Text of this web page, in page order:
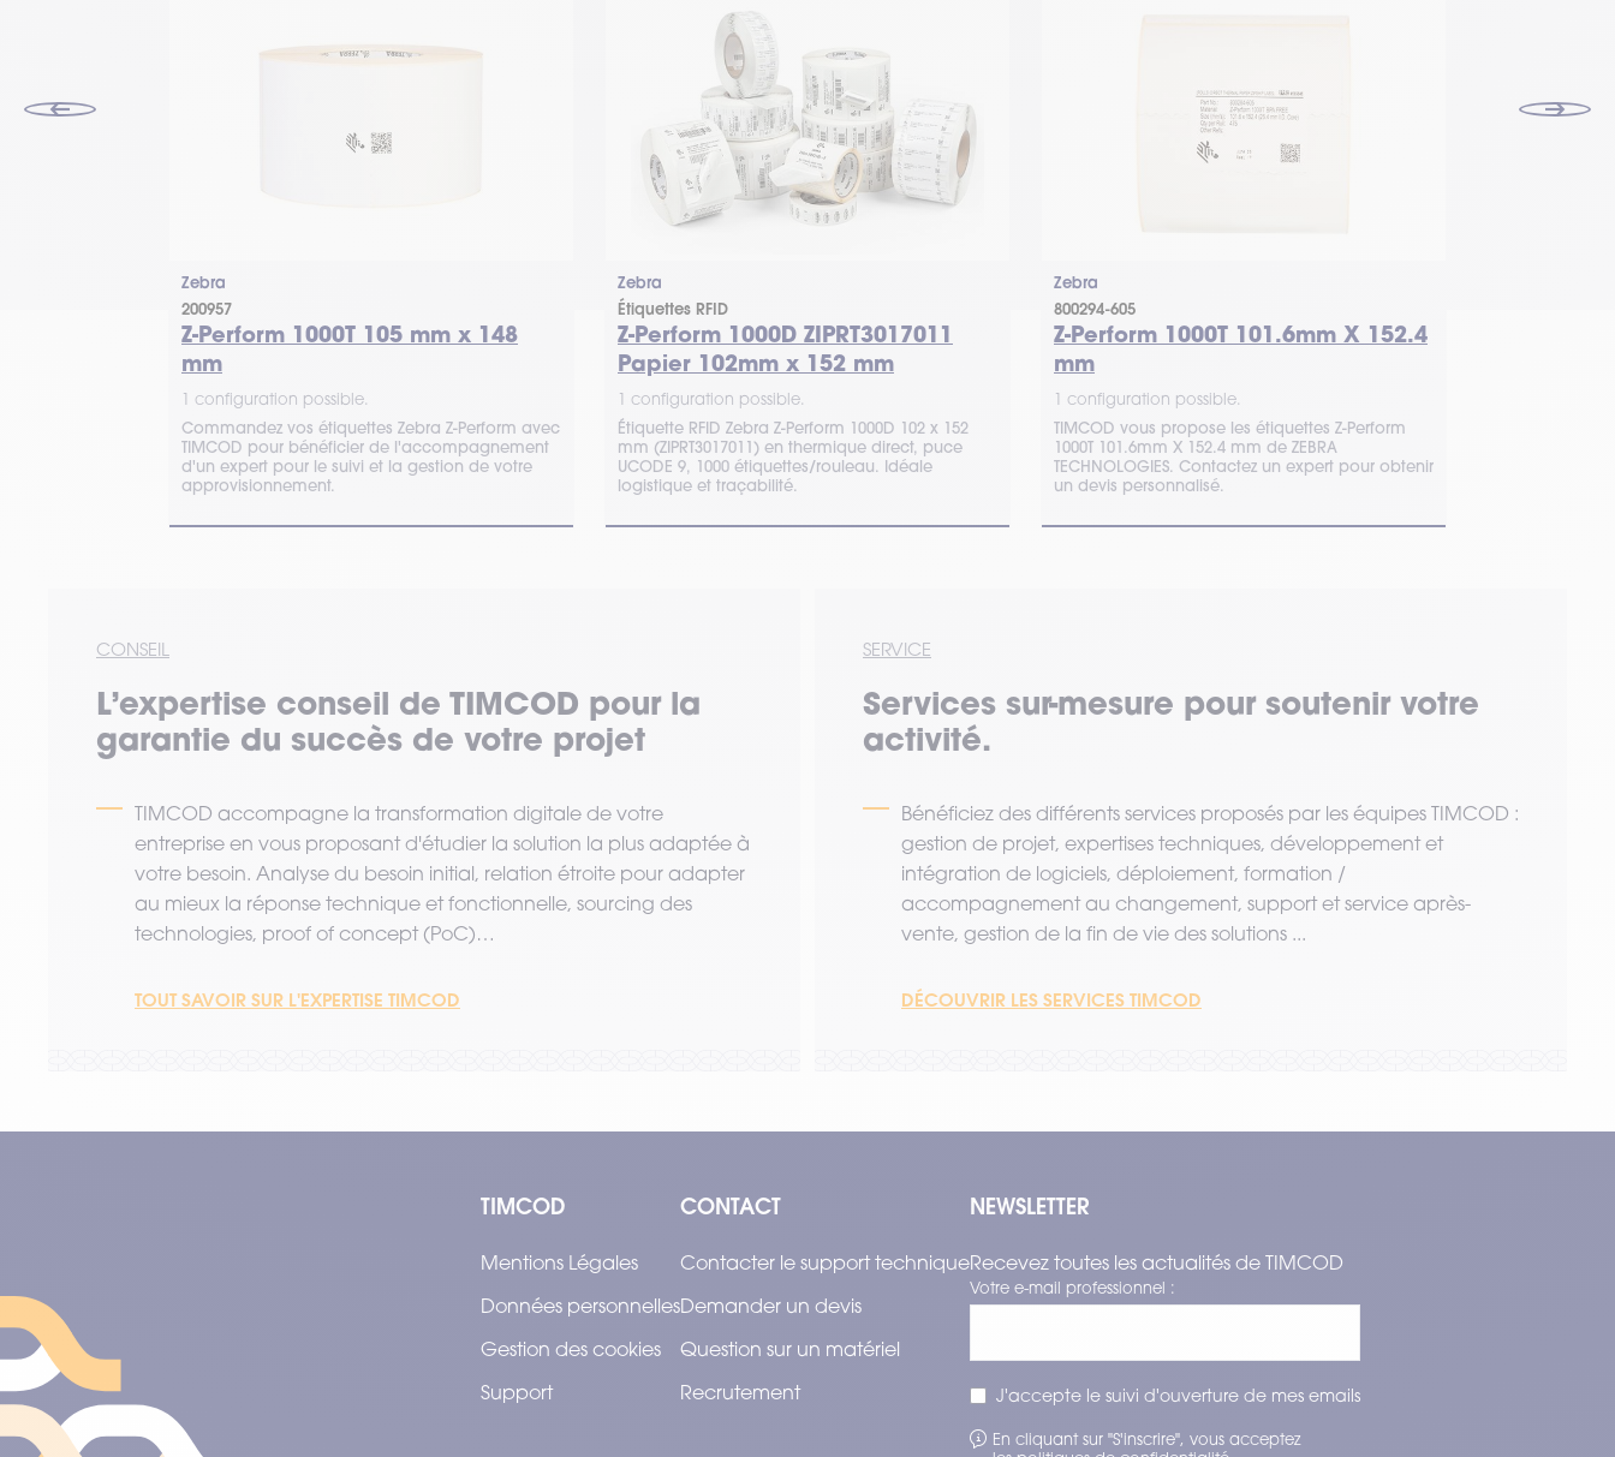
Zebra
200957
Z-Perform 1000T 105 mm x 148
mm
1 configuration possible.
Commandez vos étiquettes Zebra Z-Perform avec
TIMCOD pour bénéficier de l'accompagnement
d'un expert pour le suivi et la gestion de votre
approvisionnement.
Zebra
Étiquettes RFID
Z-Perform 1000D ZIPRT3017011
Papier 102mm x 152 mm
1 configuration possible.
Étiquette RFID Zebra Z-Perform 1000D 102 x 152
mm (ZIPRT3017011) en thermique direct, puce
UCODE 9, 1000 étiquettes/rouleau. Idéale
logistique et traçabilité.
Zebra
800294-605
Z-Perform 1000T 101.6mm X 152.4
mm
1 configuration possible.
TIMCOD vous propose les étiquettes Z-Perform
1000T 101.6mm X 152.4 mm de ZEBRA
TECHNOLOGIES. Contactez un expert pour obtenir
un devis personnalisé.
CONSEIL
L’expertise conseil de TIMCOD pour la
garantie du succès de votre projet
TIMCOD accompagne la transformation digitale de votre
entreprise en vous proposant d'étudier la solution la plus adaptée à
votre besoin. Analyse du besoin initial, relation étroite pour adapter
au mieux la réponse technique et fonctionnelle, sourcing des
technologies, proof of concept (PoC)…
TOUT SAVOIR SUR L'EXPERTISE TIMCOD
SERVICE
Services sur-mesure pour soutenir votre
activité.
Bénéficiez des différents services proposés par les équipes TIMCOD :
gestion de projet, expertises techniques, développement et
intégration de logiciels, déploiement, formation /
accompagnement au changement, support et service après-
vente, gestion de la fin de vie des solutions ...
DÉCOUVRIR LES SERVICES TIMCOD
TIMCOD
Mentions Légales
Données personnelles
Gestion des cookies
Support
CONTACT
Contacter le support technique
Demander un devis
Question sur un matériel
Recrutement
NEWSLETTER
Recevez toutes les actualités de TIMCOD
Votre e-mail professionnel :
J'accepte le suivi d'ouverture de mes emails
En cliquant sur "S'inscrire", vous acceptez